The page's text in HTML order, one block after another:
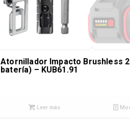
Atornillador Impacto Brushless
batería) – KUB61.91
Leer más